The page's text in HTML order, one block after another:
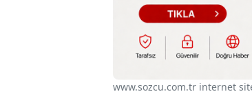
www.sozcu.com.tr internet